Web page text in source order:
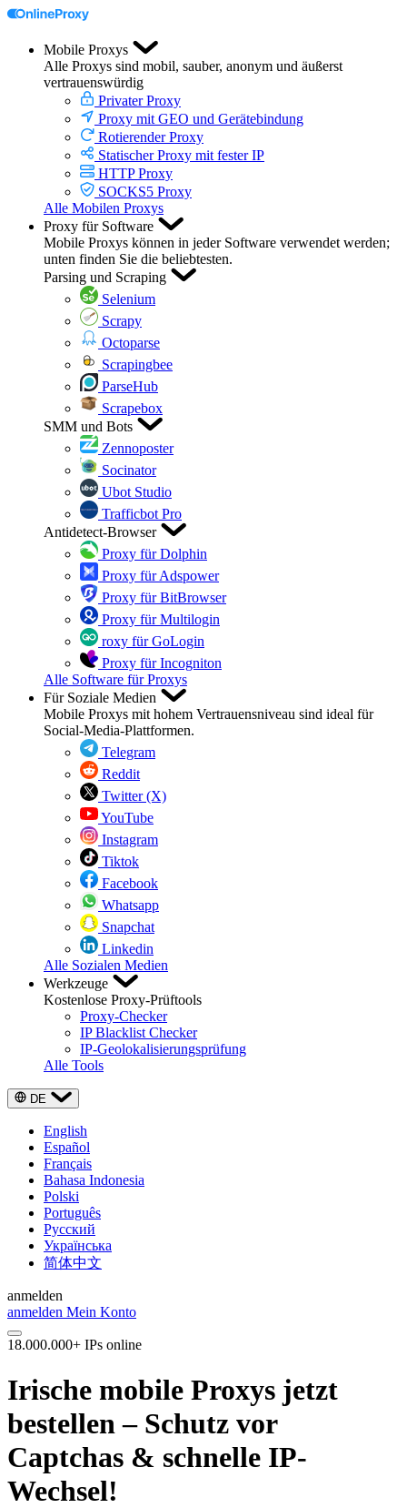
Mobile Proxys
Alle Proxys sind mobil, sauber, anonym und äußerst
vertrauenswürdig
Privater Proxy
Proxy mit GEO und Gerätebindung
Rotierender Proxy
Statischer Proxy mit fester IP
HTTP Proxy
SOCKS5 Proxy
Alle Mobilen Proxys
Proxy für Software
Mobile Proxys können in jeder Software verwendet werden;
unten finden Sie die beliebtesten.
Parsing und Scraping
Selenium
Scrapy
Octoparse
Scrapingbee
ParseHub
Scrapebox
SMM und Bots
Zennoposter
Socinator
Ubot Studio
Trafficbot Pro
Antidetect-Browser
Proxy für Dolphin
Proxy für Adspower
Proxy für BitBrowser
Proxy für Multilogin
roxy für GoLogin
Proxy für Incogniton
Alle Software für Proxys
Für Soziale Medien
Mobile Proxys mit hohem Vertrauensniveau sind ideal für
Social-Media-Plattformen.
Telegram
Reddit
Twitter (X)
YouTube
Instagram
Tiktok
Facebook
Whatsapp
Snapchat
Linkedin
Alle Sozialen Medien
Werkzeuge
Kostenlose Proxy-Prüftools
Proxy-Checker
IP Blacklist Checker
IP-Geolokalisierungsprüfung
Alle Tools
DE
English
Español
Français
Bahasa Indonesia
Polski
Português
Русский
Українська
简体中文
anmelden
anmelden Mein Konto
18.000.000+ IPs online
Irische mobile Proxys jetzt
bestellen – Schutz vor
Captchas & schnelle IP-
Wechsel!